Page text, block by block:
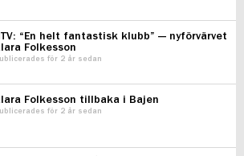
“En helt fantastisk klubb” — nyförvärvet
Folkesson
för 2 år sedan
Folkesson tillbaka i Bajen
för 2 år sedan